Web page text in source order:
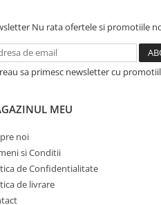
de monitoare
studio
lumini
Nu rata ofertele si promotiile
sa primesc newsletter cu
MEU
noi
si Conditii
de Confidentialitate
de livrare